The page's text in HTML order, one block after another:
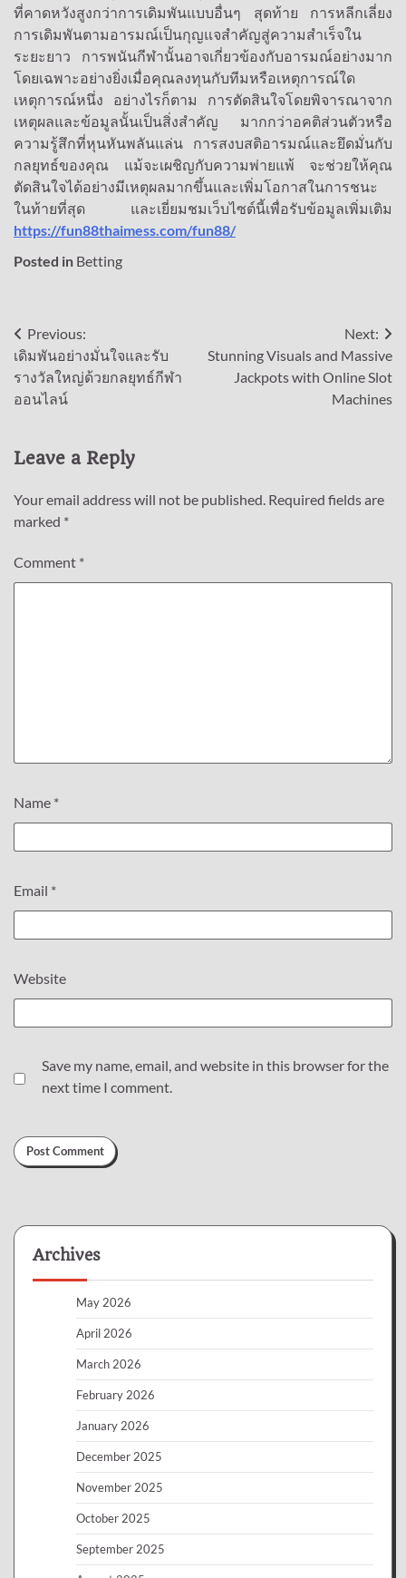
ที่คาดหวังสูงกว่าการเดิมพันแบบอื่นๆ สุดท้าย การหลีกเลี่ยง
การเดิมพันตามอารมณ์เป็นกุญแจสำคัญสู่ความสำเร็จใน
ระยะยาว การพนันกีฬานั้นอาจเกี่ยวข้องกับอารมณ์อย่างมาก
โดยเฉพาะอย่างยิ่งเมื่อคุณลงทุนกับทีมหรือเหตุการณ์ใด
เหตุการณ์หนึ่ง อย่างไรก็ตาม การตัดสินใจโดยพิจารณาจาก
เหตุผลและข้อมูลนั้นเป็นสิ่งสำคัญ มากกว่าอคติส่วนตัวหรือ
ความรู้สึกที่หุนหันพลันแล่น การสงบสติอารมณ์และยึดมั่นกับ
กลยุทธ์ของคุณ แม้จะเผชิญกับความพ่ายแพ้ จะช่วยให้คุณ
ตัดสินใจได้อย่างมีเหตุผลมากขึ้นและเพิ่มโอกาสในการชนะ
ในท้ายที่สุด และเยี่ยมชมเว็บไซต์นี้เพื่อรับข้อมูลเพิ่มเติม
https://fun88thaimess.com/fun88/
Posted in Betting
Post
navigation
Previous:
เดิมพันอย่างมั่นใจและรับ
รางวัลใหญ่ด้วยกลยุทธ์กีฬา
ออนไลน์
Next:
Stunning Visuals and Massive
Jackpots with Online Slot
Machines
Leave a Reply
Your email address will not be published. Required fields are
marked *
Comment *
Name *
Email *
Website
Save my name, email, and website in this browser for the
next time I comment.
Archives
May 2026
April 2026
March 2026
February 2026
January 2026
December 2025
November 2025
October 2025
September 2025